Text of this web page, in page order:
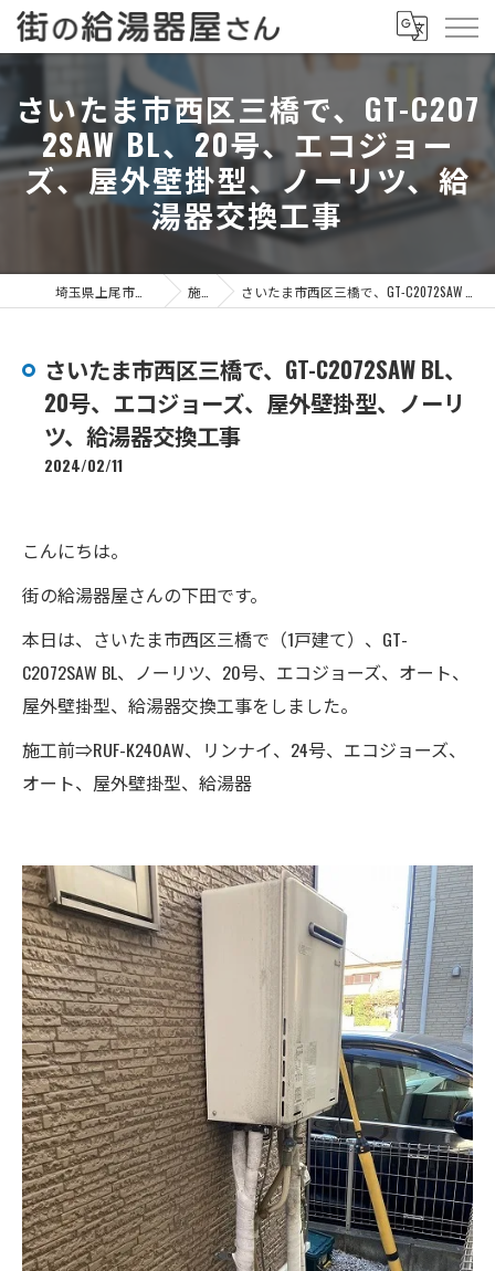
さいたま市西区三橋で、GT-C207
2SAW BL、20号、エコジョー
ズ、屋外壁掛型、ノーリツ、給
湯器交換工事
施工事例 さいたま市西区三橋で、GT-C2072SAW BL、20号、エコジョーズ、屋外壁掛型、ノーリツ、給湯器交換工事
さいたま市西区三橋で、GT-C2072SAW BL、
20号、エコジョーズ、屋外壁掛型、ノーリ
ツ、給湯器交換工事
2024/02/11
こんにちは。
街の給湯器屋さんの下田です。
本日は、さいたま市西区三橋で（1戸建て）、GT-
C2072SAW BL、ノーリツ、20号、エコジョーズ、オート、
屋外壁掛型、給湯器交換工事をしました。
施工前⇒RUF-K240AW、リンナイ、24号、エコジョーズ、
オート、屋外壁掛型、給湯器